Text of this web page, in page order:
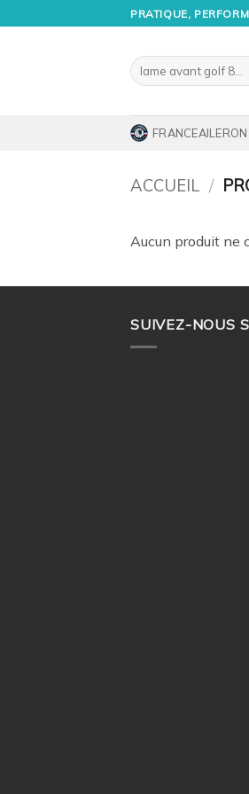
au
PRATIQUE,
Recherche
pour :
FRANCEAILERON
ACCUEIL /
Aucun produit ne
SUIVEZ-NOUS